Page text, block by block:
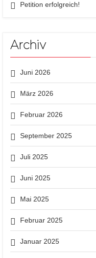
Petition erfolgreich!
Archiv
Juni 2026
März 2026
Februar 2026
September 2025
Juli 2025
Juni 2025
Mai 2025
Februar 2025
Januar 2025